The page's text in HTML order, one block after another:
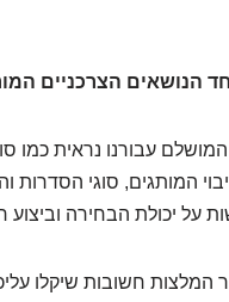
הנושאים הצרכניים
עבורנו נראית
המותגים, סוגי הסדרות
על יכולת הבחירה וביצוע
המלצות חשובות שיקלו